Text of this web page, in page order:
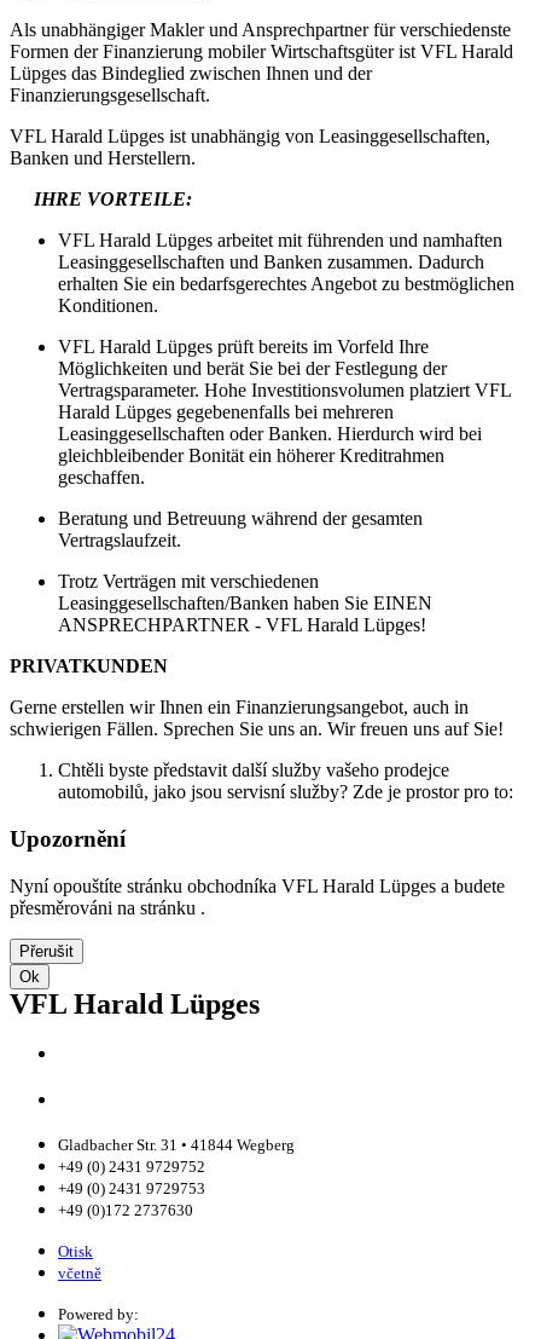
Als unabhängiger Makler und Ansprechpartner für verschiedenste
Formen der Finanzierung mobiler Wirtschaftsgüter ist VFL Harald
Lüpges das Bindeglied zwischen Ihnen und der
Finanzierungsgesellschaft.
VFL Harald Lüpges ist unabhängig von Leasinggesellschaften,
Banken und Herstellern.
IHRE VORTEILE:
VFL Harald Lüpges arbeitet mit führenden und namhaften
Leasinggesellschaften und Banken zusammen. Dadurch
erhalten Sie ein bedarfsgerechtes Angebot zu bestmöglichen
Konditionen.
VFL Harald Lüpges prüft bereits im Vorfeld Ihre
Möglichkeiten und berät Sie bei der Festlegung der
Vertragsparameter. Hohe Investitionsvolumen platziert VFL
Harald Lüpges gegebenenfalls bei mehreren
Leasinggesellschaften oder Banken. Hierdurch wird bei
gleichbleibender Bonität ein höherer Kreditrahmen
geschaffen.
Beratung und Betreuung während der gesamten
Vertragslaufzeit.
Trotz Verträgen mit verschiedenen
Leasinggesellschaften/Banken haben Sie EINEN
ANSPRECHPARTNER - VFL Harald Lüpges!
PRIVATKUNDEN
Gerne erstellen wir Ihnen ein Finanzierungsangebot, auch in
schwierigen Fällen. Sprechen Sie uns an. Wir freuen uns auf Sie!
Chtěli byste představit další služby vašeho prodejce
automobilů, jako jsou servisní služby? Zde je prostor pro to:
Upozornění
Nyní opouštíte stránku obchodníka VFL Harald Lüpges a budete
přesměrováni na stránku .
Přerušit
Ok
VFL Harald Lüpges
Gladbacher Str. 31 • 41844 Wegberg
+49 (0) 2431 9729752
+49 (0) 2431 9729753
+49 (0)172 2737630
Otisk
včetně
Powered by: